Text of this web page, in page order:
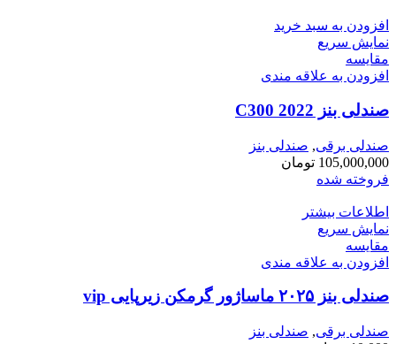
افزودن به سبد خرید
نمایش سریع
مقايسه
افزودن به علاقه مندی
صندلی بنز C300 2022
صندلی برقی, صندلی بنز
105,000,000 تومان
فروخته شده
اطلاعات بیشتر
نمایش سریع
مقايسه
افزودن به علاقه مندی
صندلی بنز ۲۰۲۵ ماساژور گرمکن زیرپایی vip
صندلی برقی, صندلی بنز